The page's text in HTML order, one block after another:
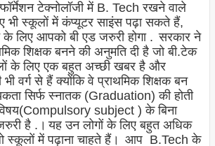
टेक्नोलॉजी में B. Tech रखने वाले
भी स्कूलों में कंप्यूटर साइंस पढ़ा सकते हैं,
लिए आपको बी एड जरुरी होगा . सरकार ने
शिक्षक बनने की अनुमति दी है जो बी.टेक
के लिए एक बहुत अच्छी खबर है और
वर्ग से हैं क्योंकि वे प्राथमिक शिक्षक बन
सिर्फ स्नातक (Graduation) की होती
विषय(Compulsory subject ) के बिना
है .। यह उन लोगों के लिए बहुत अधिक
स्कूलों में पढ़ाना चाहते हैं। आप B.Tech के